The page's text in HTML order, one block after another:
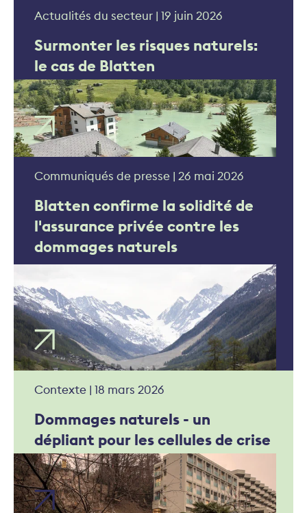
Actualités du secteur | 19 juin 2026
Surmonter les risques naturels:
le cas de Blatten
Communiqués de presse | 26 mai 2026
Blatten confirme la solidité de
l'assurance privée contre les
dommages naturels
Contexte | 18 mars 2026
Dommages naturels - un
dépliant pour les cellules de crise